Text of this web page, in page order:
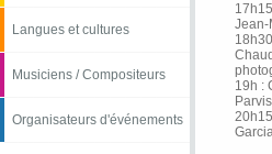
Langues et cultures
Musiciens / Compositeurs
Organisateurs d'événements
Jean-
19h :
Parvis